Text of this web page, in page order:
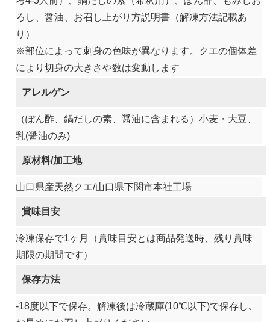
ろし、醤油、お召し上がり方説明書（解凍方法記載あ
り）
※部位によって刺身の色味が異なります。クエの個体差
により切身の大きさや数は変動します
アレルゲン
（ぽん酢、鍋だしの素、醤油に含まれる）小麦・大豆、
乳(醤油のみ)
原材料/加工地
山口県産天然クエ/山口県下関市本社工場
賞味目安
冷凍保存で1ヶ月（賞味目安とは商品発送時、残り賞味
期限の期間です）
保存方法
-18度以下で保存。解凍後は冷蔵庫(10℃以下)で保存し､